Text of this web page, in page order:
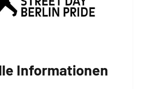
Informationen